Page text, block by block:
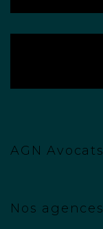
AGN Avocats
Nos agences